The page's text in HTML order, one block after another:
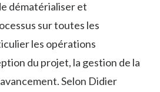
dématérialiser et
sur toutes les
les opérations
du projet, la gestion de la
Selon Didier